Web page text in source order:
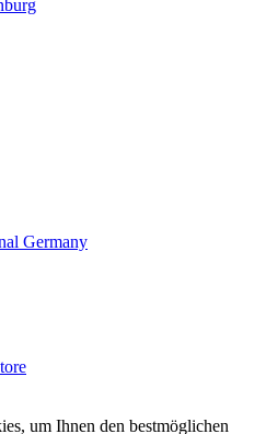
um Ihnen den bestmöglichen